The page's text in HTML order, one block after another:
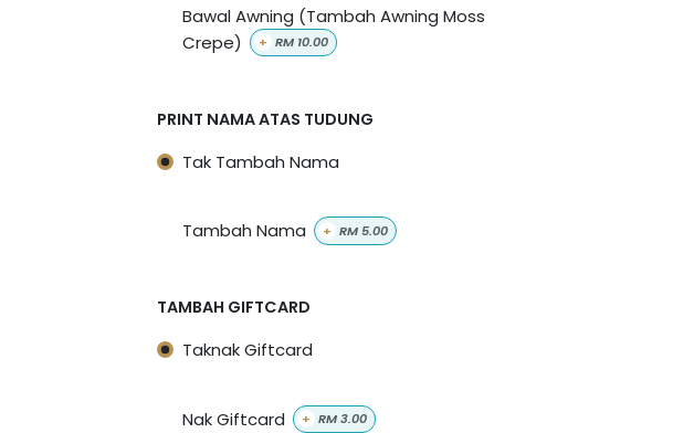
Bawal Awning (Tambah Awning Moss
Crepe)
+ RM 10.00
PRINT NAMA ATAS TUDUNG
Tak Tambah Nama
Tambah Nama + RM5.00
TAMBAH GIFTCARD
Taknak Giftcard
Nak Giftcard + RM3.00